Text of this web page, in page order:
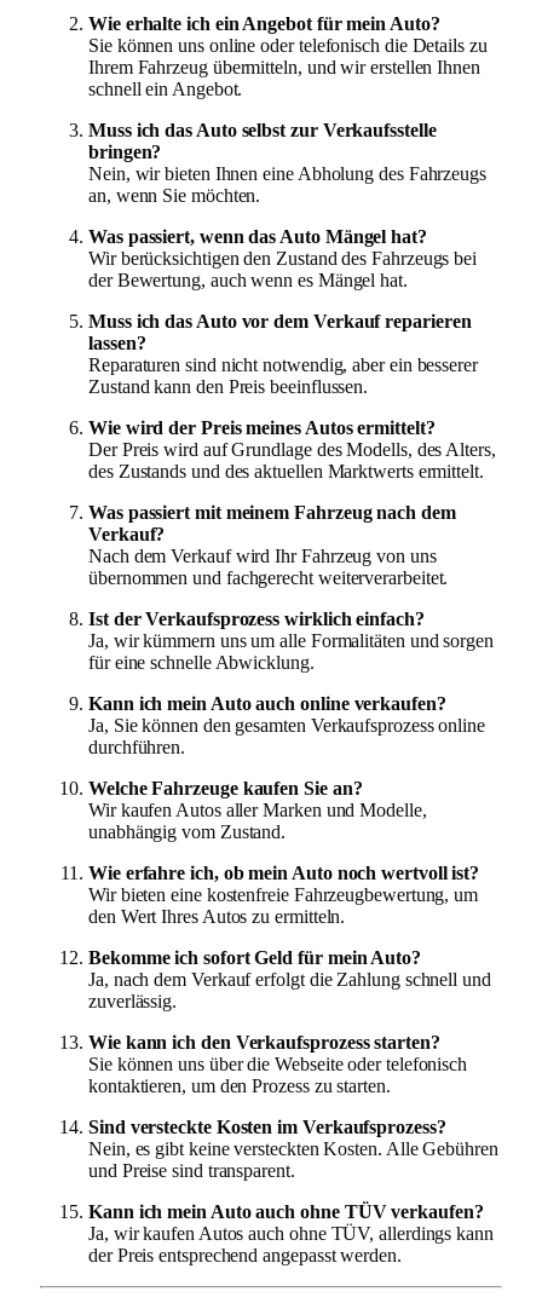
Wie erhalte ich ein Angebot für mein Auto?
Sie können uns online oder telefonisch die Details zu
Ihrem Fahrzeug übermitteln, und wir erstellen Ihnen
schnell ein Angebot.
Muss ich das Auto selbst zur Verkaufsstelle
bringen?
Nein, wir bieten Ihnen eine Abholung des Fahrzeugs
an, wenn Sie möchten.
Was passiert, wenn das Auto Mängel hat?
Wir berücksichtigen den Zustand des Fahrzeugs bei
der Bewertung, auch wenn es Mängel hat.
Muss ich das Auto vor dem Verkauf reparieren
lassen?
Reparaturen sind nicht notwendig, aber ein besserer
Zustand kann den Preis beeinflussen.
Wie wird der Preis meines Autos ermittelt?
Der Preis wird auf Grundlage des Modells, des Alters,
des Zustands und des aktuellen Marktwerts ermittelt.
Was passiert mit meinem Fahrzeug nach dem
Verkauf?
Nach dem Verkauf wird Ihr Fahrzeug von uns
übernommen und fachgerecht weiterverarbeitet.
Ist der Verkaufsprozess wirklich einfach?
Ja, wir kümmern uns um alle Formalitäten und sorgen
für eine schnelle Abwicklung.
Kann ich mein Auto auch online verkaufen?
Ja, Sie können den gesamten Verkaufsprozess online
durchführen.
Welche Fahrzeuge kaufen Sie an?
Wir kaufen Autos aller Marken und Modelle,
unabhängig vom Zustand.
Wie erfahre ich, ob mein Auto noch wertvoll ist?
Wir bieten eine kostenfreie Fahrzeugbewertung, um
den Wert Ihres Autos zu ermitteln.
Bekomme ich sofort Geld für mein Auto?
Ja, nach dem Verkauf erfolgt die Zahlung schnell und
zuverlässig.
Wie kann ich den Verkaufsprozess starten?
Sie können uns über die Webseite oder telefonisch
kontaktieren, um den Prozess zu starten.
Sind versteckte Kosten im Verkaufsprozess?
Nein, es gibt keine versteckten Kosten. Alle Gebühren
und Preise sind transparent.
Kann ich mein Auto auch ohne TÜV verkaufen?
Ja, wir kaufen Autos auch ohne TÜV, allerdings kann
der Preis entsprechend angepasst werden.